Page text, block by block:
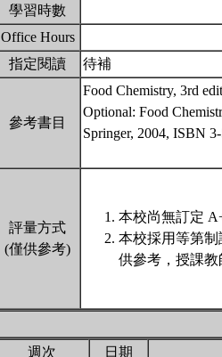
學習時數
Office Hours
指定閱讀
待補
參考書目
Food Chemistry, 3rd
Optional: Food
Springer, 2004, ISBN
評量方式
(僅供參考)
本校尚無訂定
本校採用等第
供參考，授課
週次
日期